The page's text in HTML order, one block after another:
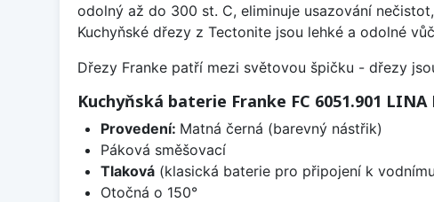
odolný až do 300 st. C, eliminuje usazování
Kuchyňské dřezy z Tectonite jsou lehké a odolné
Dřezy Franke patří mezi světovou špičku - dřezy
Kuchyňská baterie Franke FC 6051.901
Provedení: Matná černá (barevný nástřik)
Páková směšovací
Tlaková(klasická baterie pro připojení k
Otočná o 150°